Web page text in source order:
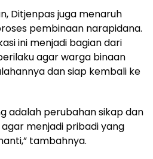
Ditjenpas juga menaruh
pembinaan narapidana.
ini menjadi bagian dari
agar warga binaan
dan siap kembali ke
adalah perubahan sikap dan
menjadi pribadi yang
tambahnya.